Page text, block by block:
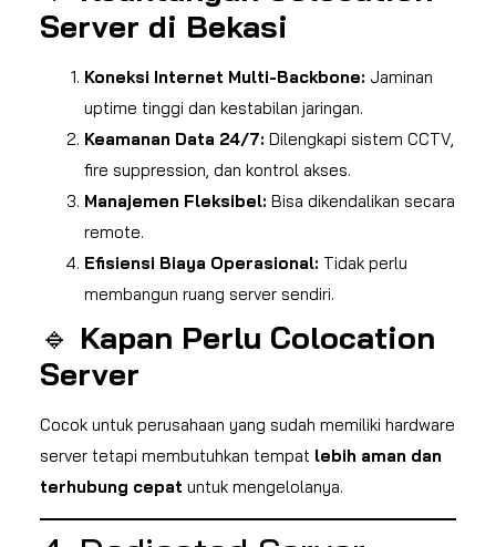
Server di Bekasi
Koneksi Internet Multi-Backbone: Jaminan
uptime tinggi dan kestabilan jaringan.
Keamanan Data 24/7: Dilengkapi sistem CCTV,
fire suppression, dan kontrol akses.
Manajemen Fleksibel: Bisa dikendalikan secara
remote.
Efisiensi Biaya Operasional: Tidak perlu
membangun ruang server sendiri.
🔹 Kapan Perlu Colocation
Server
Cocok untuk perusahaan yang sudah memiliki hardware
server tetapi membutuhkan tempat lebih aman dan
terhubung cepat untuk mengelolanya.